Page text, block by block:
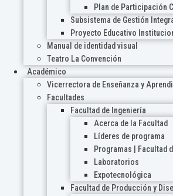
Plan de Participación
Subsistema de Gestión
Proyecto Educativo
Manual de identidad visual
Teatro La Convención
Académico
Vicerrectora de Enseñanza y
Facultades
Facultad de Ingeniería
Acerca de la Facultad
Líderes de programa
Programas | Facultad
Laboratorios
Expotecnológica
Facultad de Producción y